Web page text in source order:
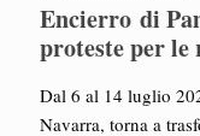
Encierro di
proteste per le
Dal 6 al 14 luglio
Navarra, torna a